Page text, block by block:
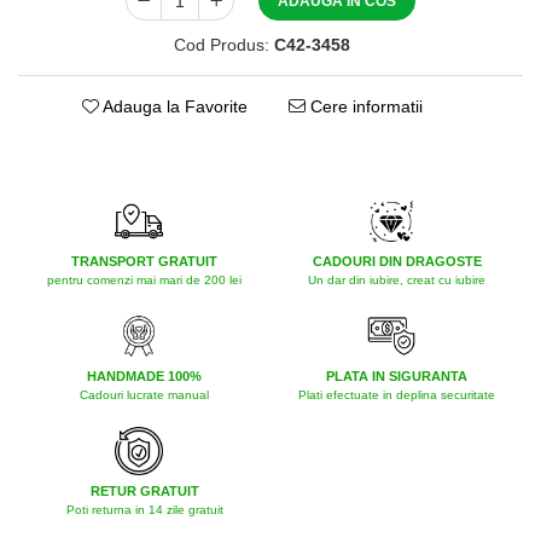
Cod Produs: C42-3458
Adauga la Favorite Cere informatii
TRANSPORT GRATUIT
pentru comenzi mai mari de 200 lei
CADOURI DIN DRAGOSTE
Un dar din iubire, creat cu iubire
HANDMADE 100%
Cadouri lucrate manual
PLATA IN SIGURANTA
Plati efectuate in deplina securitate
RETUR GRATUIT
Poti returna in 14 zile gratuit